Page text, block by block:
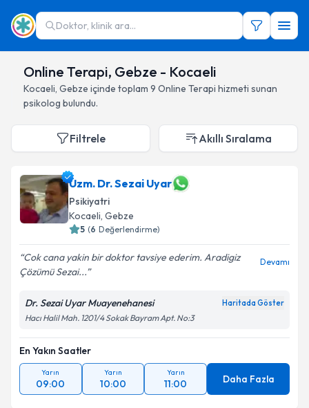
Doktor, klinik ara...
Online Terapi, Gebze - Kocaeli
Kocaeli, Gebze içinde toplam 9 Online Terapi hizmeti sunan
psikolog bulundu.
Filtrele Akıllı Sıralama
Uzm. Dr. Sezai Uyar
Psikiyatri
Kocaeli, Gebze
5 (6 Değerlendirme)
Cok cana yakin bir doktor tavsiye ederim. Aradigiz
Çözümü Sezai...
Devamı
Dr. Sezai Uyar Muayenehanesi Haritada Göster
Hacı Halil Mah. 1201/4 Sokak Bayram Apt. No:3
En Yakın Saatler
Yarın
09:00
Yarın
10:00
Yarın
11:00 Daha Fazla